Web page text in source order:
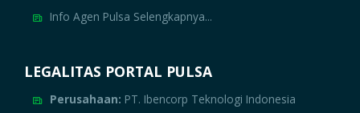
Info Agen Pulsa Selengkapnya...
LEGALITAS PORTAL PULSA
Perusahaan: PT. Ibencorp Teknologi Indonesia